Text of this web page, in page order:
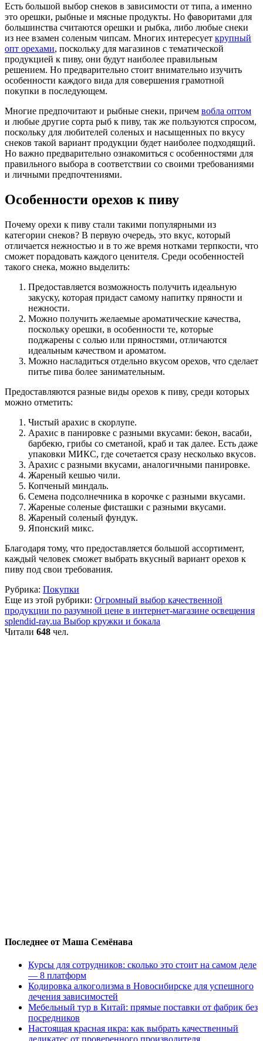
Есть большой выбор снеков в зависимости от типа, а именно
это орешки, рыбные и мясные продукты. Но фаворитами для
большинства считаются орешки и рыбка, либо любые снеки
из нее взамен соленым чипсам. Многих интересует крупный
опт орехами, поскольку для магазинов с тематической
продукцией к пиву, они будут наиболее правильным
решением. Но предварительно стоит внимательно изучить
особенности каждого вида для совершения грамотной
покупки в последующем.
Многие предпочитают и рыбные снеки, причем вобла оптом
и любые другие сорта рыб к пиву, так же пользуются спросом,
поскольку для любителей соленых и насыщенных по вкусу
снеков такой вариант продукции будет наиболее подходящий.
Но важно предварительно ознакомиться с особенностями для
правильного выбора в соответствии со своими требованиями
и личными предпочтениями.
Особенности орехов к пиву
Почему орехи к пиву стали такими популярными из
категории снеков? В первую очередь, это вкус, который
отличается нежностью и в то же время нотками терпкости, что
сможет порадовать каждого ценителя. Среди особенностей
такого снека, можно выделить:
Предоставляется возможность получить идеальную
закуску, которая придаст самому напитку пряности и
нежности.
Можно получить желаемые ароматические качества,
поскольку орешки, в особенности те, которые
поджарены с солью или пряностями, отличаются
идеальным качеством и ароматом.
Можно насладиться отдельно вкусом орехов, что сделает
питье пива более занимательным.
Предоставляются разные виды орехов к пиву, среди которых
можно отметить:
Чистый арахис в скорлупе.
Арахис в панировке с разными вкусами: бекон, васаби,
барбекю, грибы со сметаной, краб и так далее. Есть даже
упаковки МИКС, где сочетается сразу несколько вкусов.
Арахис с разными вкусами, аналогичными панировке.
Жареный кешью чили.
Копченый миндаль.
Семена подсолнечника в корочке с разными вкусами.
Жареные соленые фисташки с разными вкусами.
Жареный соленый фундук.
Японский микс.
Благодаря тому, что предоставляется большой ассортимент,
каждый человек сможет выбрать вкусный вариант орехов к
пиву под свои требования.
Рубрика: Покупки
Еще из этой рубрики: Огромный выбор качественной
продукции по разумной цене в интернет-магазине освещения
splendid-ray.ua Выбор кружки и бокала
Читали 648 чел.
Последнее от Маша Семёнава
Курсы для сотрудников: сколько это стоит на самом деле
— 8 платформ
Кодировка алкоголизма в Новосибирске для успешного
лечения зависимостей
Мебельный тур в Китай: прямые поставки от фабрик без
посредников
Настоящая красная икра: как выбрать качественный